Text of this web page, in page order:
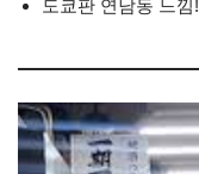
도쿄판 연남동 느낌!